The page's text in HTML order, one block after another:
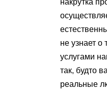
не узнает о
услугами
так, будто
реальные